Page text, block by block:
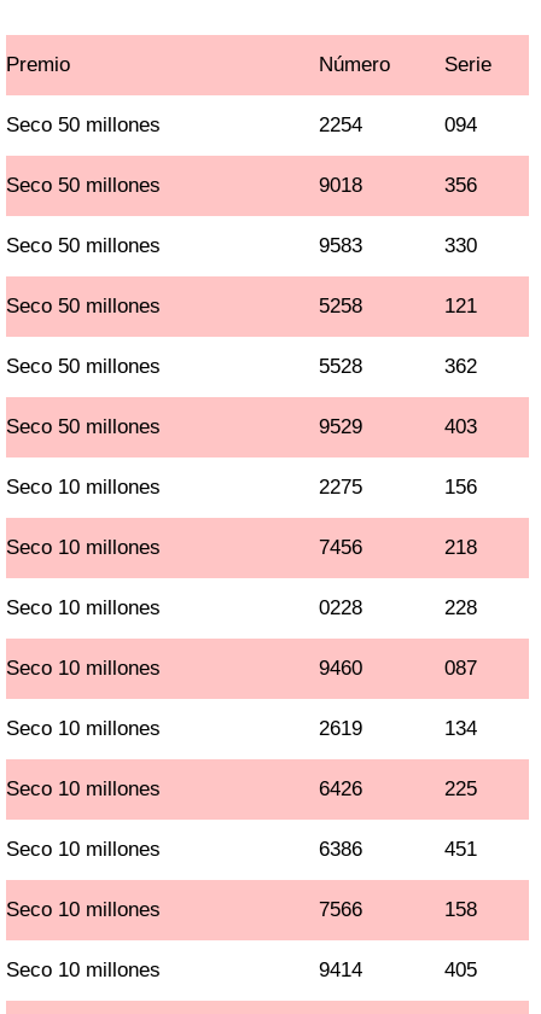
Premio Número Serie
Seco 50 millones 2254 094
Seco 50 millones 9018 356
Seco 50 millones 9583 330
Seco 50 millones 5258 121
Seco 50 millones 5528 362
Seco 50 millones 9529 403
Seco 10 millones 2275 156
Seco 10 millones 7456 218
Seco 10 millones 0228 228
Seco 10 millones 9460 087
Seco 10 millones 2619 134
Seco 10 millones 6426 225
Seco 10 millones 6386 451
Seco 10 millones 7566 158
Seco 10 millones 9414 405